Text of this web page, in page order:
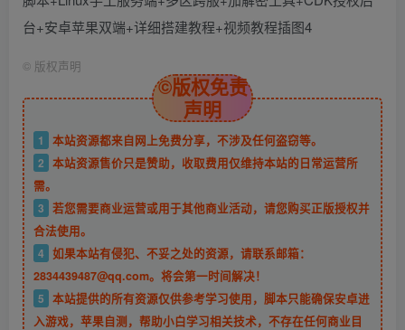
© 版权声明
©版权免责
声明
1
本站资源都来自网上免费分享，不涉及任何盗窃等。
2 本站资源售价只是赞助，收取费用仅维持本站的日常运营所
需。
3 若您需要商业运营或用于其他商业活动，请您购买正版授权并
合法使用。
4 如果本站有侵犯、不妥之处的资源，请联系邮箱：
2834439487@qq.com。将会第一时间解决！
5 本站提供的所有资源仅供参考学习使用，脚本只能确保安卓进
入游戏，苹果自测，帮助小白学习相关技术，不存在任何商业目